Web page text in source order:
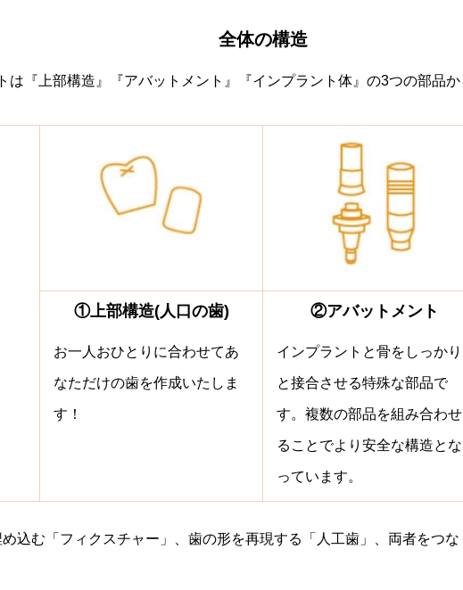
全体の構造
は『上部構造』『アバットメント』『インプラント体』の3つの部品
①上部構造(人口の歯)
お一人おひとりに合わせてあ
なただけの歯を作成いたしま
す！
②アバットメント
インプラントと骨をしっかり
と接合させる特殊な部品で
す。複数の部品を組み合わせ
ることでより安全な構造とな
っています。
込む「フィクスチャー」、歯の形を再現する「人工歯」、両者をつ